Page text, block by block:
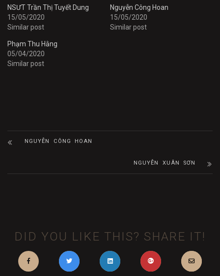
window)window)
NSƯT Trần Thị Tuyết Dung
15/05/2020
Similar post
Nguyễn Công Hoan
15/05/2020
Similar post
Phạm Thu Hằng
05/04/2020
Similar post
NGUYỄN CÔNG HOAN
NGUYỄN XUÂN SƠN
DID YOU LIKE THIS? SHARE IT!